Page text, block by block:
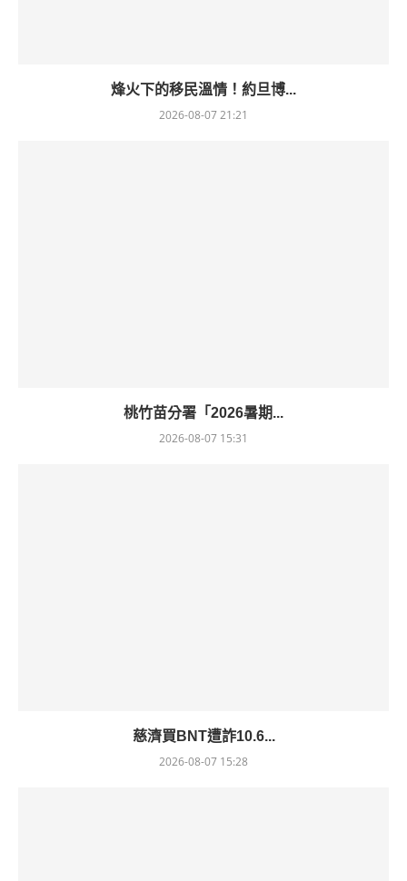
烽火下的移民溫情！約旦博...
2026-08-07 21:21
桃竹苗分署「2026暑期...
2026-08-07 15:31
慈濟買BNT遭詐10.6...
2026-08-07 15:28